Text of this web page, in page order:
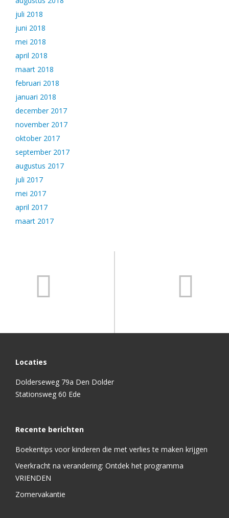
juli 2018
juni 2018
mei 2018
april 2018
maart 2018
februari 2018
januari 2018
december 2017
november 2017
oktober 2017
september 2017
augustus 2017
juli 2017
mei 2017
april 2017
maart 2017
Locaties
Dolderseweg 79a Den Dolder
Stationsweg 60 Ede
Recente berichten
Boekentips voor kinderen die met verlies te maken krijgen
Veerkracht na verandering: Ontdek het programma
VRIENDEN
Zomervakantie